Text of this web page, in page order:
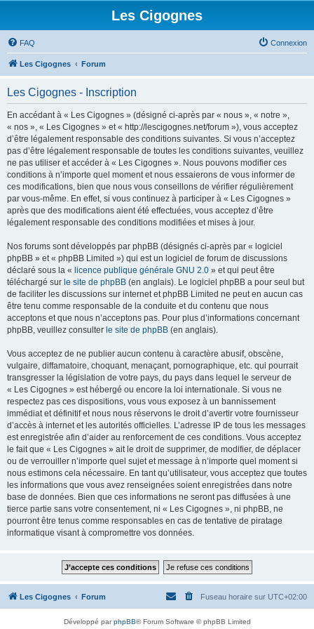
Les Cigognes
FAQ Connexion
Les Cigognes Forum
Les Cigognes - Inscription
En accédant à « Les Cigognes » (désigné ci-après par « nous », « notre »,
« nos », « Les Cigognes » et « http://lescigognes.net/forum »), vous acceptez
d’être légalement responsable des conditions suivantes. Si vous n’acceptez
pas d’être légalement responsable de toutes les conditions suivantes, veuillez
ne pas utiliser et accéder à « Les Cigognes ». Nous pouvons modifier ces
conditions à n’importe quel moment et nous essaierons de vous informer de
ces modifications, bien que nous vous conseillons de vérifier régulièrement
par vous-même. En effet, si vous continuez à participer à « Les Cigognes »
après que des modifications aient été effectuées, vous acceptez d’être
légalement responsable des conditions modifiées et mises à jour.
Nos forums sont développés par phpBB (désignés ci-après par « logiciel
phpBB » et « phpBB Limited ») qui est un logiciel de forum de discussions
déclaré sous la « licence publique générale GNU 2.0 » et qui peut être
téléchargé sur le site de phpBB (en anglais). Le logiciel phpBB a pour seul but
de faciliter les discussions sur internet et phpBB Limited ne peut en aucun cas
être tenu comme responsable de la conduite et du contenu que nous
acceptons et que nous n’acceptons pas. Pour plus d’informations concernant
phpBB, veuillez consulter le site de phpBB (en anglais).
Vous acceptez de ne publier aucun contenu à caractère abusif, obscène,
vulgaire, diffamatoire, choquant, menaçant, pornographique, etc. qui pourrait
transgresser la législation de votre pays, du pays dans lequel le serveur de
« Les Cigognes » est hébergé ou encore la loi internationale. Si vous ne
respectez pas ces dispositions, vous vous exposez à un bannissement
immédiat et définitif et nous nous réservons le droit d’avertir votre fournisseur
d’accès à internet et les autorités officielles. L’adresse IP de tous les messages
est enregistrée afin d’aider au renforcement de ces conditions. Vous acceptez
le fait que « Les Cigognes » ait le droit de supprimer, de modifier, de déplacer
ou de verrouiller n’importe quel sujet et message à n’importe quel moment si
nous estimons cela nécessaire. En tant qu’utilisateur, vous acceptez que toutes
les informations que vous avez renseignées soient enregistrées dans notre
base de données. Bien que ces informations ne seront pas diffusées à une
tierce partie sans votre consentement, ni « Les Cigognes », ni phpBB, ne
pourront être tenus comme responsables en cas de tentative de piratage
informatique visant à compromettre vos données.
Les Cigognes Forum Fuseau horaire sur UTC+02:00
Développé parphpBB® Forum Software © phpBB Limited